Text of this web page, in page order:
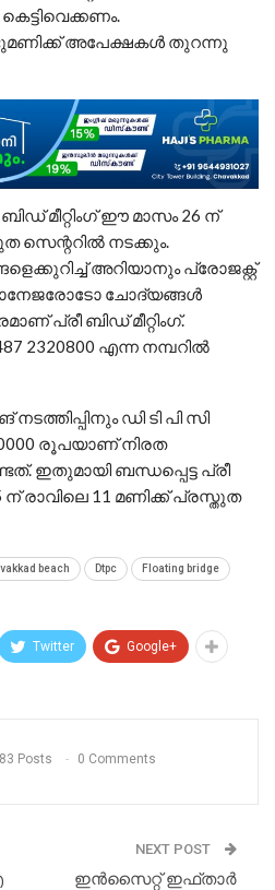
അപേക്ഷകൾ തുറന്നു
മീറ്റിംഗ് ഈ മാസം 26 ന്
സെന്ററിൽ നടക്കും.
അറിയാനും പ്രോജക്റ്റ്
ചോദ്യങ്ങൾ
പ്രീ ബിഡ് മീറ്റിംഗ്.
2320800 എന്ന നമ്പറിൽ
ഡി ടി പി സി
രൂപയാണ് നിരത
ഇതുമായി ബന്ധപ്പെട്ട പ്രീ
ന് രാവിലെ 11 മണിക്ക് പ്രസ്തുത
beach Dtpc Floating bridge
Twitter Google+
Posts 0 Comments
NEXT POST
ഇൻസൈറ്റ് ഇഫ്താർ